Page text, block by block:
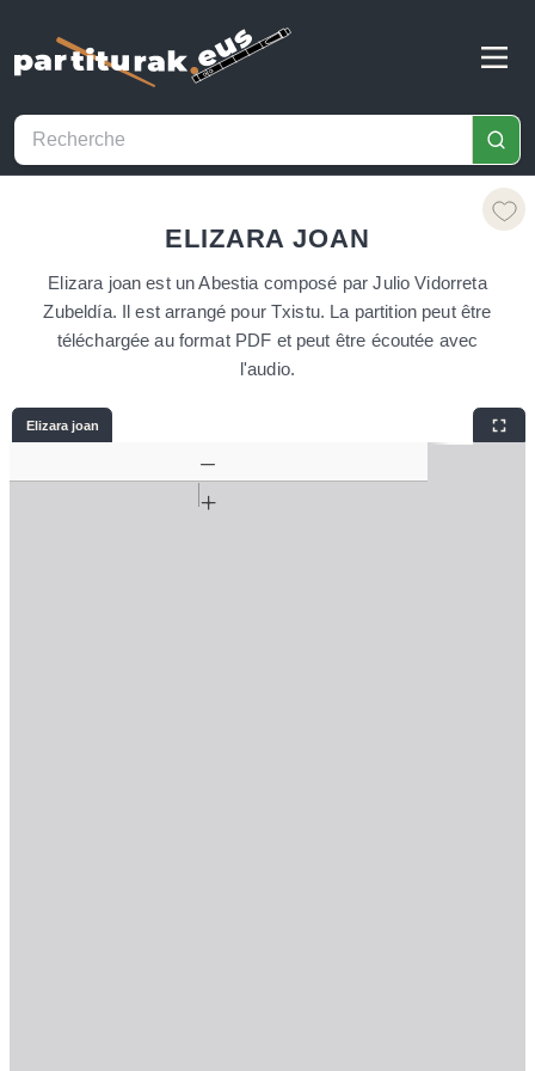
ELIZARA JOAN
Elizara joan est un Abestia composé par Julio Vidorreta
Zubeldía. Il est arrangé pour Txistu. La partition peut être
téléchargée au format PDF et peut être écoutée avec
l'audio.
Elizara joan